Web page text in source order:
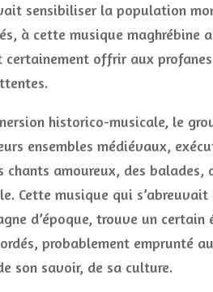
sensibiliser la population
à cette musique maghrébine
certainement offrir aux
historico-musicale, le
ensembles médiévaux,
chants amoureux, des balades,
Cette musique qui
d’époque, trouve un certain
probablement emprunté
son savoir, de sa culture.